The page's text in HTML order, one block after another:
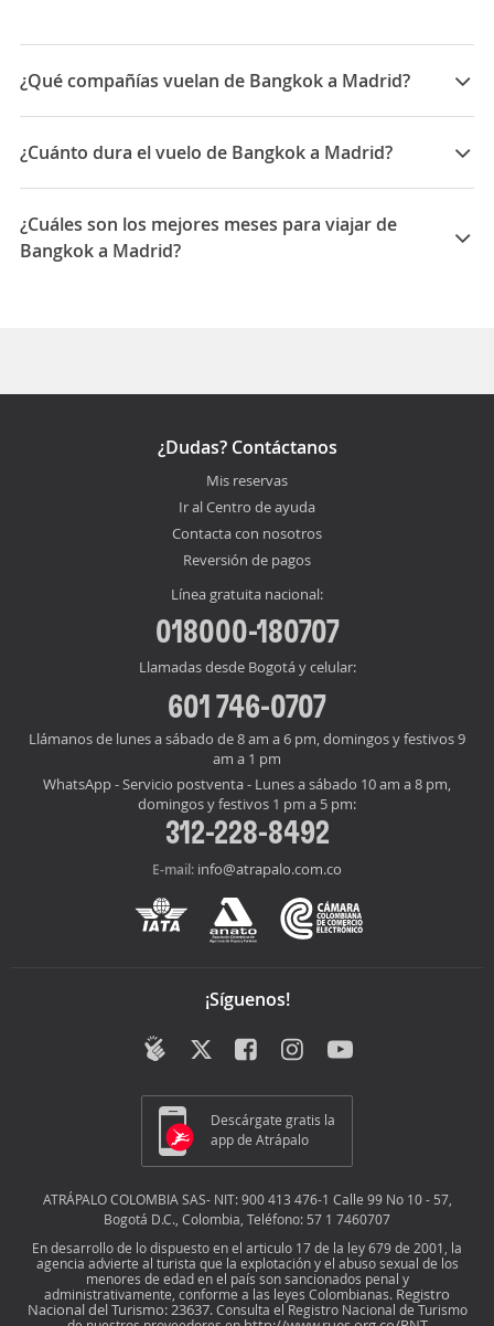
¿Qué compañías vuelan de Bangkok a Madrid?
Las compañías que vuelan de Bangkok a Madrid son:
Aeroflot, Qatar Airways, Emirates Airlines, Norwegian
Air, APG Airlines, Egyptair, Royal Jordanian, Turkish
Airlines, Hahn Air Businessline, Etihad Airways
¿Cuánto dura el vuelo de Bangkok a Madrid?
La duración media para viajar entre Bangkok y Madrid
es 17:35
¿Cuáles son los mejores meses para viajar de
Bangkok a Madrid?
¿Dudas? Contáctanos
Mis reservas
Ir al Centro de ayuda
Contacta con nosotros
Reversión de pagos
Línea gratuita nacional:
018000-180707
Llamadas desde Bogotá y celular:
601 746-0707
Llámanos de lunes a sábado de 8 am a 6 pm, domingos y festivos 9
am a 1 pm
WhatsApp - Servicio postventa - Lunes a sábado 10 am a 8 pm,
domingos y festivos 1 pm a 5 pm:
312-228-8492
E-mail: info@atrapalo.com.co
¡Síguenos!
Descárgate gratis la
app de Atrápalo
ATRÁPALO COLOMBIA SAS- NIT: 900 413 476-1 Calle 99 No 10 - 57,
Bogotá D.C., Colombia, Teléfono: 57 1 7460707
En desarrollo de lo dispuesto en el articulo 17 de la ley 679 de 2001, la
agencia advierte al turista que la explotación y el abuso sexual de los
menores de edad en el país son sancionados penal y
administrativamente, conforme a las leyes Colombianas. Registro
Nacional del Turismo: 23637. Consulta el Registro Nacional de Turismo